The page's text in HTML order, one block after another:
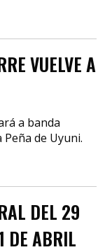
VUELVE A
a banda
de Uyuni.
DEL 29
DE ABRIL